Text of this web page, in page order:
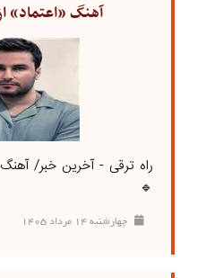
آهنگ «اعتماد»
راه ترقی - آخرین خبر/
🔹
چهارشنبه ۱۴ مرداد ۱۴۰۵